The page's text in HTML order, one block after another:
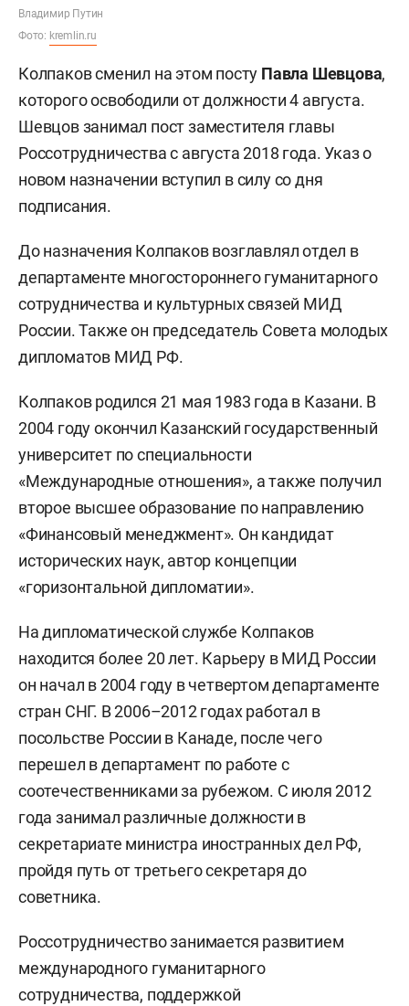
Владимир Путин
Фото: kremlin.ru
Колпаков сменил на этом посту Павла Шевцова,
которого освободили от должности 4 августа.
Шевцов занимал пост заместителя главы
Россотрудничества с августа 2018 года. Указ о
новом назначении вступил в силу со дня
подписания.
До назначения Колпаков возглавлял отдел в
департаменте многостороннего гуманитарного
сотрудничества и культурных связей МИД
России. Также он председатель Совета молодых
дипломатов МИД РФ.
Колпаков родился 21 мая 1983 года в Казани. В
2004 году окончил Казанский государственный
университет по специальности
«Международные отношения», а также получил
второе высшее образование по направлению
«Финансовый менеджмент». Он кандидат
исторических наук, автор концепции
«горизонтальной дипломатии».
На дипломатической службе Колпаков
находится более 20 лет. Карьеру в МИД России
он начал в 2004 году в четвертом департаменте
стран СНГ. В 2006–2012 годах работал в
посольстве России в Канаде, после чего
перешел в департамент по работе с
соотечественниками за рубежом. С июля 2012
года занимал различные должности в
секретариате министра иностранных дел РФ,
пройдя путь от третьего секретаря до
советника.
Россотрудничество занимается развитием
международного гуманитарного
сотрудничества, поддержкой